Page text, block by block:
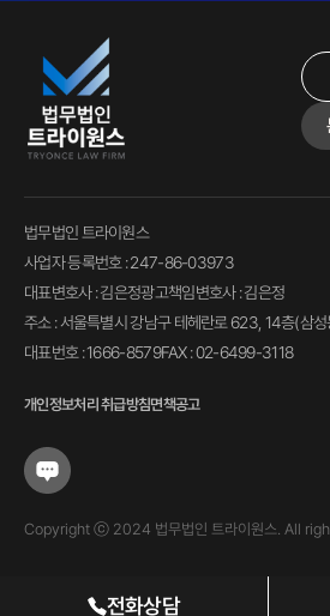
전화상담
법무법인 트라이원스
사업자 등록번호 : 247-86-03973
대표변호사 : 김은정광고책임변호사 : 김은정
주소 : 서울특별시 강남구 테헤란로 623, 14층(삼성
대표번호 : 1666-8579FAX : 02-6499-3118
개인정보처리 취급방침면책공고
Copyright ⓒ 2024 법무법인 트라이원스. All